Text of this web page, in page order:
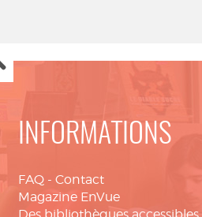
INFORMATIONS
FAQ - Contact
Magazine EnVue